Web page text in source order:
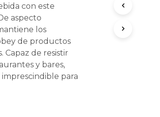
con este
aspecto
los
de productos
de resistir
y bares,
para